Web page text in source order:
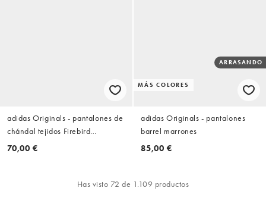
adidas Originals - pantalones de
chándal tejidos Firebird
marrones
70,00 €
MÁS COLORES
ARRASANDO
adidas Originals - pantalones
barrel marrones
85,00 €
Has visto 72 de 1.109 productos